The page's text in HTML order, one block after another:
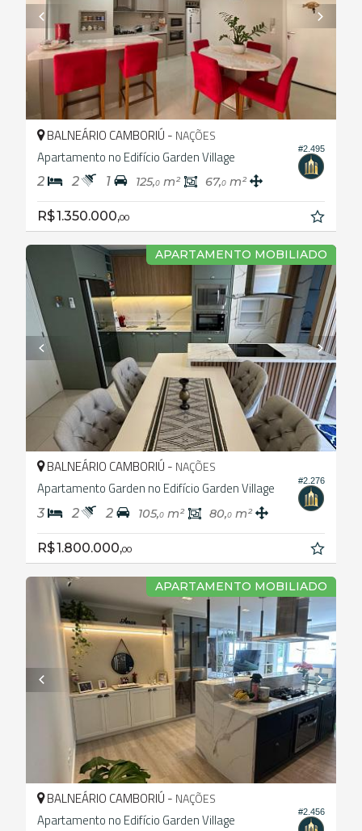
#2.495
BALNEÁRIO CAMBORIÚ - NAÇÕES
Apartamento no Edifício Garden Village
2 2 1 125,0 m² 67,0 m²
R$ 1.350.000,00
APARTAMENTO MOBILIADO
#2.276
BALNEÁRIO CAMBORIÚ - NAÇÕES
Apartamento Garden no Edifício Garden Village
3 2 2 105,0 m² 80,0 m²
R$ 1.800.000,00
APARTAMENTO MOBILIADO
#2.456
BALNEÁRIO CAMBORIÚ - NAÇÕES
Apartamento no Edifício Garden Village